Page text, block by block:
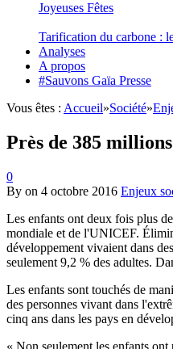
Joyeuses Fêtes
Tarification du carbone :
Analyses
A propos
#Sauvons Gaïa Presse
Vous êtes : Accueil»Société»
Près de 385
0
By on 4 octobre 2016 Enjeux
Les enfants ont deux fois plus
mondiale et de l'UNICEF.
développement vivaient dans
seulement 9,2 % des adultes.
Les enfants sont touchés de
des personnes vivant dans
cinq ans dans les pays en